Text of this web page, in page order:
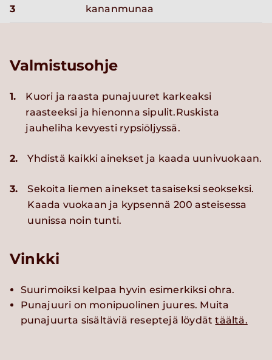
3 kananmunaa
Valmistusohje
1.
Kuori ja raasta punajuuret karkeaksi
raasteeksi ja hienonna sipulit.Ruskista
jauheliha kevyesti rypsiöljyssä.
2. Yhdistä kaikki ainekset ja kaada uunivuokaan.
3.
Sekoita liemen ainekset tasaiseksi seokseksi.
Kaada vuokaan ja kypsennä 200 asteisessa
uunissa noin tunti.
Vinkki
Suurimoiksi kelpaa hyvin esimerkiksi ohra.
Punajuuri on monipuolinen juures. Muita
punajuurta sisältäviä reseptejä löydättäältä.